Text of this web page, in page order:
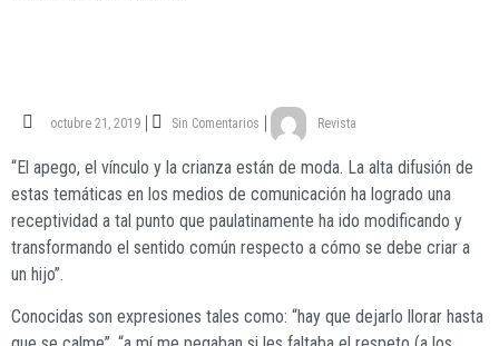
octubre 21, 2019 Sin Comentarios Revista
“El apego, el vínculo y la crianza están de moda. La alta difusión de
estas temáticas en los medios de comunicación ha logrado una
receptividad a tal punto que paulatinamente ha ido modificando y
transformando el sentido común respecto a cómo se debe criar a
un hijo”.
Conocidas son expresiones tales como: “hay que dejarlo llorar hasta